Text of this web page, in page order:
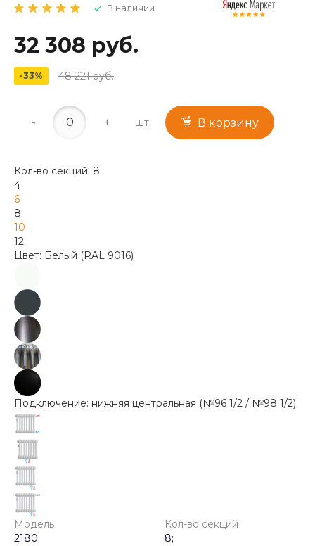
В наличии
32 308 руб.
-33% 48 221 руб.
- + шт. В корзину
Кол-во секций: 8
4
6
8
10
12
Цвет: Белый (RAL 9016)
Подключение: нижняя центральная (№96 1/2 / №98 1/2)
Модель
2180;
Кол-во секций
8;